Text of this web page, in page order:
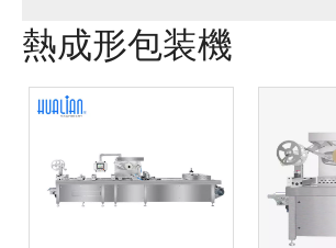
熱成形包装機